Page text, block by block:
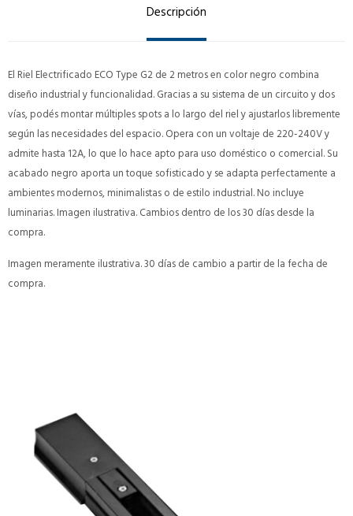
Descripción
El Riel Electrificado ECO Type G2 de 2 metros en color negro combina
diseño industrial y funcionalidad. Gracias a su sistema de un circuito y dos
vías, podés montar múltiples spots a lo largo del riel y ajustarlos libremente
según las necesidades del espacio. Opera con un voltaje de 220-240V y
admite hasta 12A, lo que lo hace apto para uso doméstico o comercial. Su
acabado negro aporta un toque sofisticado y se adapta perfectamente a
ambientes modernos, minimalistas o de estilo industrial. No incluye
luminarias. Imagen ilustrativa. Cambios dentro de los 30 días desde la
compra.
Imagen meramente ilustrativa. 30 días de cambio a partir de la fecha de
compra.